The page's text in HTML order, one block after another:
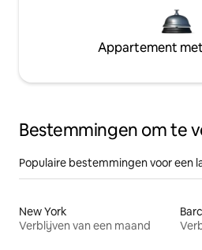
Appartement
Bestemmingen om te
Populaire bestemmingen voor een
New York
Verblijven van een maand